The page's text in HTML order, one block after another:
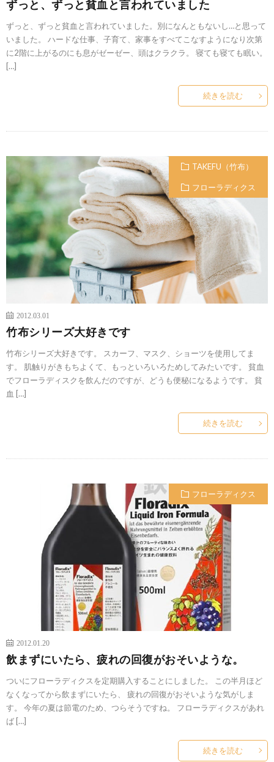
ずっと、ずっと貧血と言われていました
ずっと、ずっと貧血と言われていました。別になんともないし…と思って
いました。 ハードな仕事、子育て、家事をすべてこなすようになり次第
に2階に上がるのにも息がゼーゼー、頭はクラクラ。 寝ても寝ても眠い。
[…]
続きを読む
TAKEFU（竹布）
フローラディクス
2012.03.01
竹布シリーズ大好きです
竹布シリーズ大好きです。 スカーフ、マスク、ショーツを使用してま
す。 肌触りがきもちよくて、もっといろいろためしてみたいです。 貧血
でフローラディスクを飲んだのですが、どうも便秘になるようです。 貧
血 […]
続きを読む
フローラディクス
2012.01.20
飲まずにいたら、疲れの回復がおそいような。
ついにフローラディクスを定期購入することにしました。 この半月ほど
なくなってから飲まずにいたら、 疲れの回復がおそいような気がしま
す。 今年の夏は節電のため、つらそうですね。 フローラディクスがあれ
ば […]
続きを読む